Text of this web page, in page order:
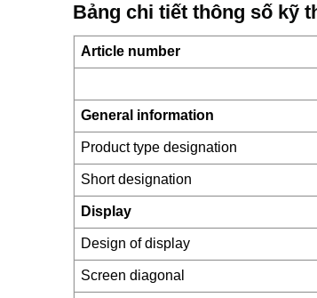
Bảng chi tiết thông số kỹ
Article number
General information
Product type designation
Short designation
Display
Design of display
Screen diagonal